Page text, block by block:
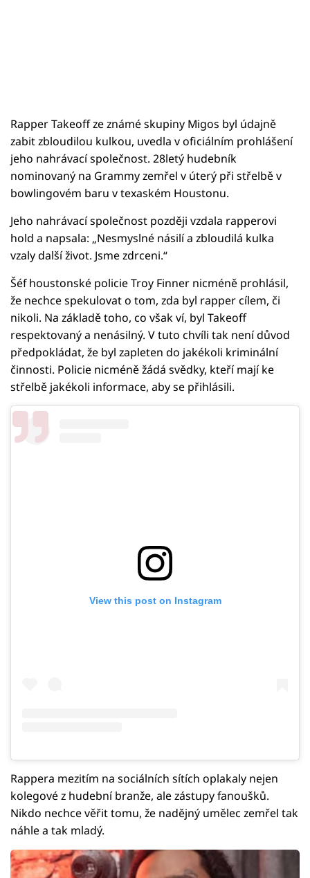
Rapper Takeoff ze známé skupiny Migos byl údajně
zabit zbloudilou kulkou, uvedla v oficiálním prohlášení
jeho nahrávací společnost. 28letý hudebník
nominovaný na Grammy zemřel v úterý při střelbě v
bowlingovém baru v texaském Houstonu.
Jeho nahrávací společnost později vzdala rapperovi
hold a napsala: „Nesmyslné násilí a zbloudilá kulka
vzaly další život. Jsme zdrceni.“
Šéf houstonské policie Troy Finner nicméně prohlásil,
že nechce spekulovat o tom, zda byl rapper cílem, či
nikoli. Na základě toho, co však ví, byl Takeoff
respektovaný a nenásilný. V tuto chvíli tak není důvod
předpokládat, že byl zapleten do jakékoli kriminální
činnosti. Policie nicméně žádá svědky, kteří mají ke
střelbě jakékoli informace, aby se přihlásili.
View this post on Instagram
Rappera mezitím na sociálních sítích oplakaly nejen
kolegové z hudební branže, ale zástupy fanoušků.
Nikdo nechce věřit tomu, že nadějný umělec zemřel tak
náhle a tak mladý.